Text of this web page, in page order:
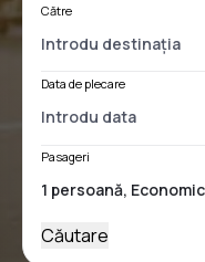
Către
Data de plecare
Pasageri
Căutare